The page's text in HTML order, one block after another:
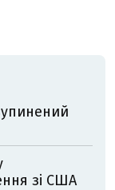
зі США